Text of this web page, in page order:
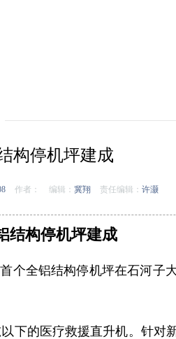
构停机坪建成
作者： 编辑： 冀翔 责任编辑： 许灏
结构停机坪建成
个全铝结构停机坪在石河子
下的医疗救援直升机。针对